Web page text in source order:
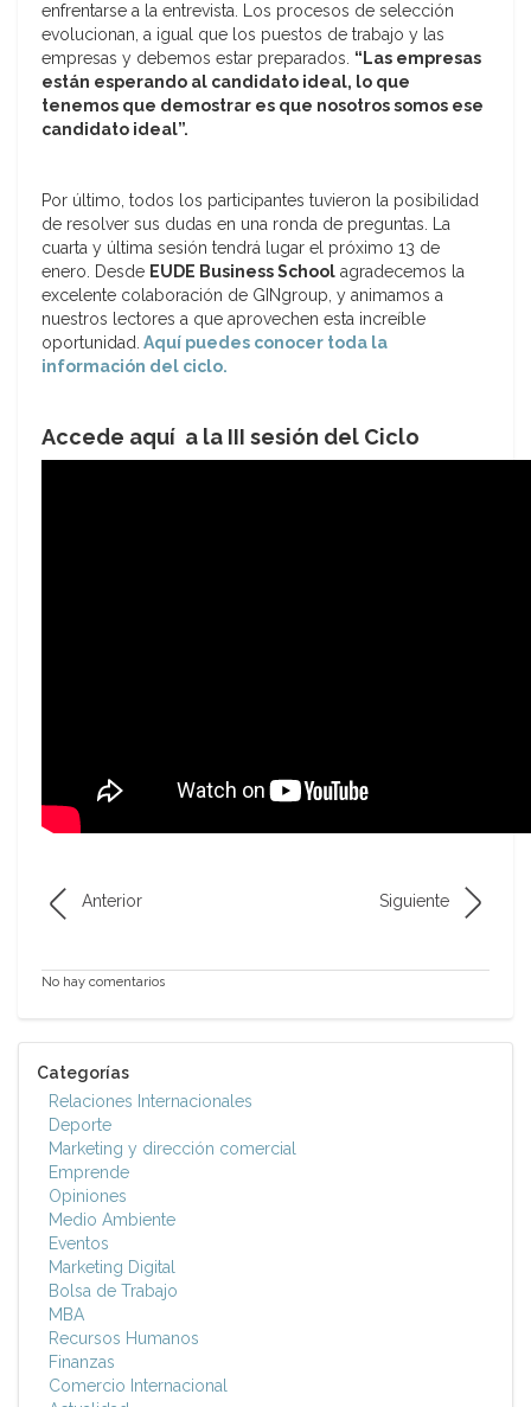
enfrentarse a la entrevista. Los procesos de selección
evolucionan, a igual que los puestos de trabajo y las
empresas y debemos estar preparados. “Las empresas
están esperando al candidato ideal, lo que
tenemos que demostrar es que nosotros somos ese
candidato ideal”.
Por último, todos los participantes tuvieron la posibilidad
de resolver sus dudas en una ronda de preguntas. La
cuarta y última sesión tendrá lugar el próximo 13 de
enero. Desde EUDE Business School agradecemos la
excelente colaboración de GINgroup, y animamos a
nuestros lectores a que aprovechen esta increíble
oportunidad. Aquí puedes conocer toda la
información del ciclo.
Accede aquí a la III sesión del Ciclo
Anterior Siguiente
No hay comentarios
Categorías
Relaciones Internacionales
Deporte
Marketing y dirección comercial
Emprende
Opiniones
Medio Ambiente
Eventos
Marketing Digital
Bolsa de Trabajo
MBA
Recursos Humanos
Finanzas
Comercio Internacional